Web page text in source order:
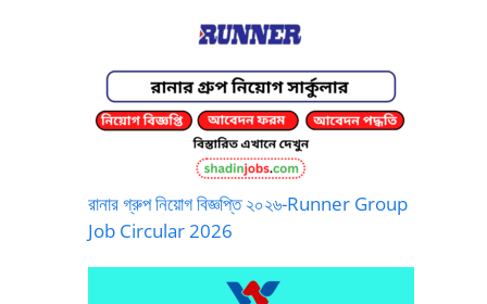
রানার গ্রুপ নিয়োগ বিজ্ঞপ্তি ২০২৬-Runner Group
Job Circular 2026